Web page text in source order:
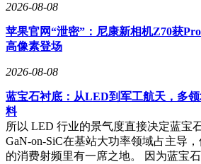
2026-08-08
苹果官网“泄密”：尼康新相机Z70获
高像素登场
2026-08-08
蓝宝石衬底：从LED到军工航天，多
料
所以 LED 行业的景气度直接决定蓝宝
GaN-on-SiC在基站大功率领域占主导
的消费射频里有一席之地。 因为蓝宝